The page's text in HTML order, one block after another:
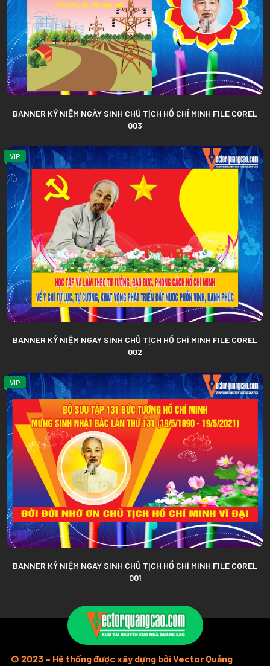
BANNER KỶ NIỆM NGÀY SINH CHỦ TỊCH HỒ CHÍ MINH FILE COREL
003
VIP
BANNER KỶ NIỆM NGÀY SINH CHỦ TỊCH HỒ CHÍ MINH FILE COREL
002
VIP
BANNER KỶ NIỆM NGÀY SINH CHỦ TỊCH HỒ CHÍ MINH FILE COREL
001
© 2023 – Hệ thống được xây dựng bởi Vector Quảng